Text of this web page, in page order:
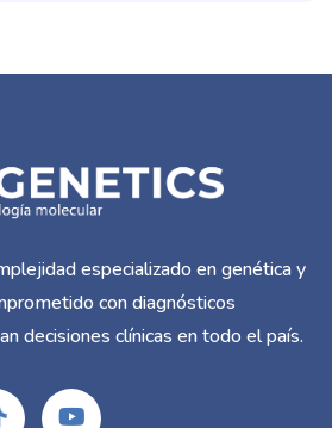
especializado en genética y
con diagnósticos
decisiones clínicas en todo el país.